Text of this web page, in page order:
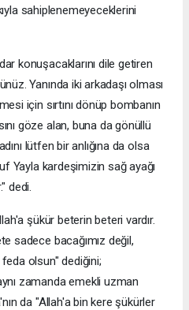
sahiplenemeyeceklerini
konuşacaklarını dile getiren
Yanında iki arkadaşı olması
için sırtını dönüp bombanın
göze alan, buna da gönüllü
lütfen bir anlığına da olsa
Yayla kardeşimizin sağ ayağı
dedi.
şükür beterin beteri vardır.
sadece bacağımız değil,
olsun" dediğini;
zamanda emekli uzman
da "Allah'a bin kere şükürler